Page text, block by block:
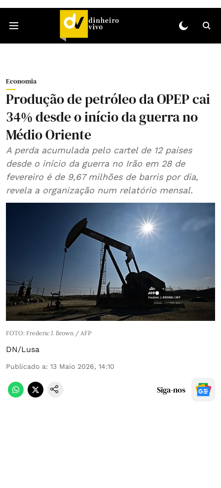
Economia
Produção de petróleo da OPEP cai
34% desde o início da guerra no
Médio Oriente
A perda acumulada pelo cartel de 12 países
desde o início da guerra no Irão em 28 de
fevereiro é de 9,67 milhões de barris por dia,
revela a organização num relatório mensal.
FOTO: Frederic J. Brown / AFP
DN/Lusa
Publicado a: 13 Maio 2026, 14:10
Siga-nos